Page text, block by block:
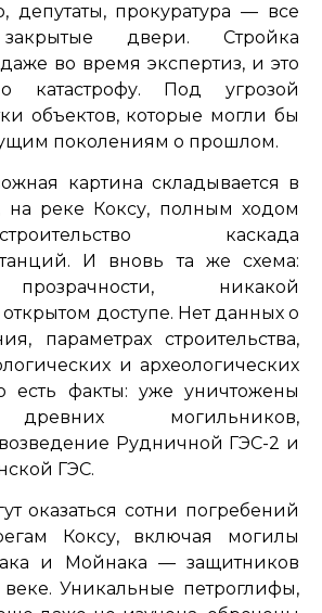
депутаты, прокуратура — все
двери. Стройка
во время экспертиз, и это
катастрофу. Под угрозой
объектов, которые могли бы
поколениям о прошлом.
картина складывается в
на реке Коксу, полным ходом
каскада
И вновь та же схема:
прозрачности, никакой
доступе. Нет данных о
параметрах строительства,
и археологических
есть факты: уже уничтожены
могильников,
Рудничной ГЭС-2 и
ГЭС.
оказаться сотни погребений
Коксу, включая могилы
и Мойнака — защитников
Уникальные петроглифы,